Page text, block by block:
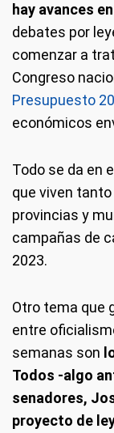
hay avances
debates por
comenzar a
Congreso
Presupuesto
económicos
Todo se da en
que viven
provincias y
campañas de
2023.
Otro tema que
entre
semanas son
Todos -algo
senadores,
proyecto de